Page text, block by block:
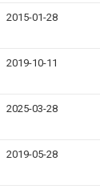
2015-01-28
2019-10-11
2025-03-28
2019-05-28